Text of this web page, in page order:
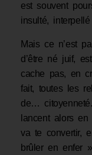
est souvent
insulté,
Mais ce n’est
d’être né juif,
cache pas, en
fait, toutes les
de…
lancent alors
va te convertir,
brûler en enfer